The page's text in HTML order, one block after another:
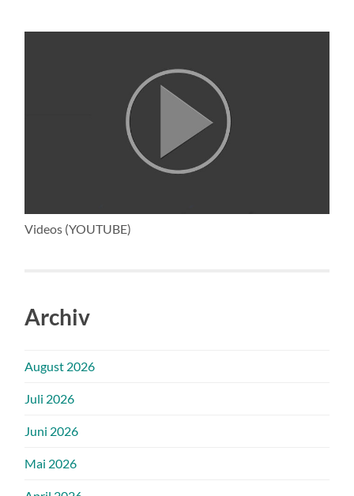
Videos (YOUTUBE)
Archiv
August 2026
Juli 2026
Juni 2026
Mai 2026